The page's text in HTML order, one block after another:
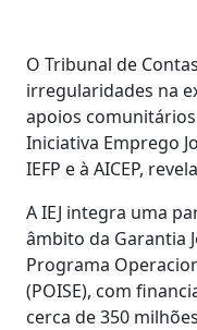
O Tribunal de
irregularidades na
apoios
Iniciativa Emprego
IEFP e à AICEP,
A IEJ integra uma
âmbito da Garantia
Programa
(POISE), com
cerca de 350